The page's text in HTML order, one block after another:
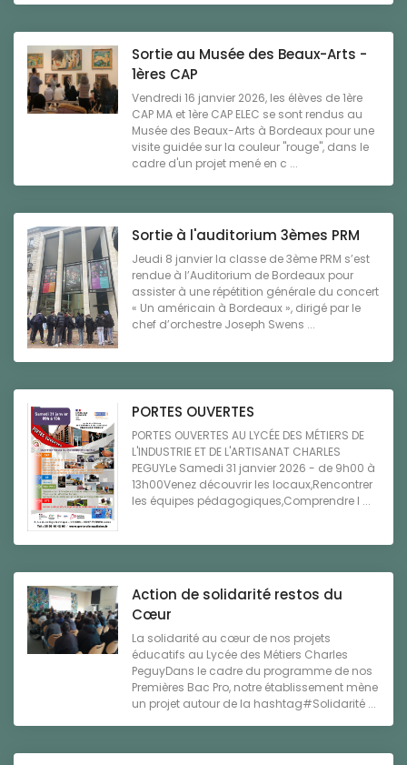
Sortie au Musée des Beaux-Arts -
1ères CAP
Vendredi 16 janvier 2026, les élèves de 1ère
CAP MA et 1ère CAP ELEC se sont rendus au
Musée des Beaux-Arts à Bordeaux pour une
visite guidée sur la couleur "rouge", dans le
cadre d'un projet mené en c ...
Sortie à l'auditorium 3èmes PRM
Jeudi 8 janvier la classe de 3ème PRM s’est
rendue à l’Auditorium de Bordeaux pour
assister à une répétition générale du concert
« Un américain à Bordeaux », dirigé par le
chef d’orchestre Joseph Swens ...
PORTES OUVERTES
PORTES OUVERTES AU LYCÉE DES MÉTIERS DE
L'INDUSTRIE ET DE L'ARTISANAT CHARLES
PEGUYLe Samedi 31 janvier 2026 - de 9h00 à
13h00Venez découvrir les locaux,Rencontrer
les équipes pédagogiques,Comprendre l ...
Action de solidarité restos du
Cœur
La solidarité au cœur de nos projets
éducatifs au Lycée des Métiers Charles
PeguyDans le cadre du programme de nos
Premières Bac Pro, notre établissement mène
un projet autour de la hashtag#Solidarité ...